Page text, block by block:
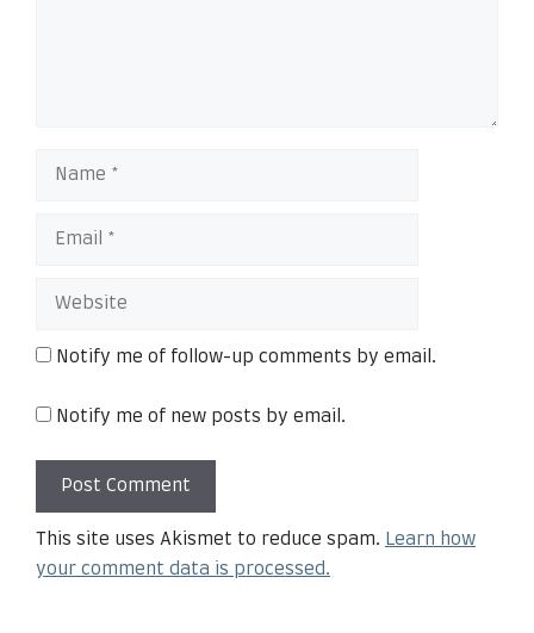
Notify me of follow-up comments by email.
Notify me of new posts by email.
This site uses Akismet to reduce spam. Learn how
your comment data is processed.